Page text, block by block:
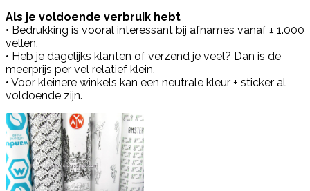
Als je voldoende verbruik hebt
• Bedrukking is vooral interessant bij afnames vanaf ± 1.000
vellen.
• Heb je dagelijks klanten of verzend je veel? Dan is de
meerprijs per vel relatief klein.
• Voor kleinere winkels kan een neutrale kleur + sticker al
voldoende zijn.